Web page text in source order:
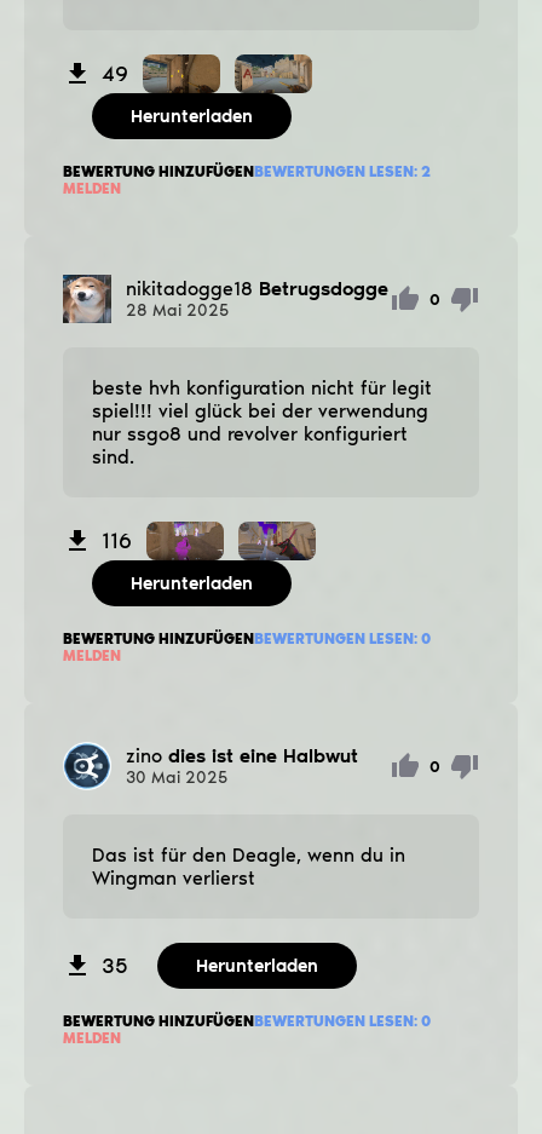
49
Herunterladen
BEWERTUNG HINZUFÜGENBEWERTUNGEN LESEN: 2
MELDEN
nikitadogge18 Betrugsdogge
28 Mai 2025
0
beste hvh konfiguration nicht für legit
spiel!!! viel glück bei der verwendung
nur ssgo8 und revolver konfiguriert
sind.
116
Herunterladen
BEWERTUNG HINZUFÜGENBEWERTUNGEN LESEN: 0
MELDEN
zino dies ist eine Halbwut
30 Mai 2025
0
Das ist für den Deagle, wenn du in
Wingman verlierst
35 Herunterladen
BEWERTUNG HINZUFÜGENBEWERTUNGEN LESEN: 0
MELDEN